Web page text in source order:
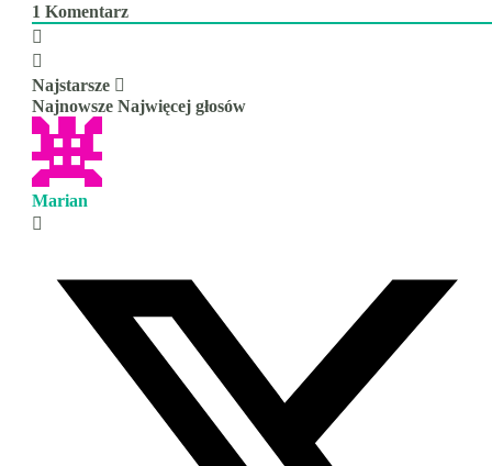
1 Komentarz
Najstarsze
Najnowsze Najwięcej głosów
Marian